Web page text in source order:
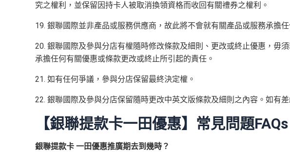
究之權利，並保留因持卡人被取消換領資格而收回有關禮券之權利。
19. 銀聯國際並非產品或服務供應商，故此將不會就有關產品或服務承擔任
20. 銀聯國際及參與分店有權隨時修改條款及細則、更改或終止優惠，毋
承擔任何有關優惠或條款更改或終止所引起的責任。
21. 如有任何爭議，參與分店保留最終決定權。
22. 銀聯國際及參與分店保留隨時更改中英文版條款及細則之內容。如有
【銀聯提款卡一田優惠】常見問題FAQs
銀聯提款卡 一田優惠推廣期去到幾時？